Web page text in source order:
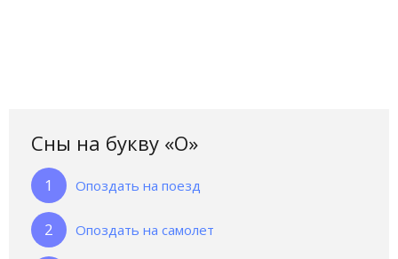
Сны на букву «О‎»‎
Опоздать на поезд
Опоздать на самолет